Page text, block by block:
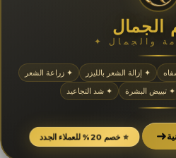
الجمال
والجمال ✦
✦ إزالة الشعر بالليزر
✦ زراعة الشعر
✦ تبييض البشرة ✦ شد التجاعيد
➜ ⭐ خصم 20% للعملاء الجدد